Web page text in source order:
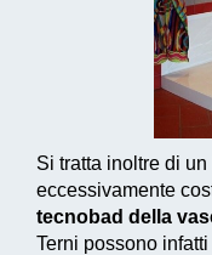
Si tratta inoltre di un
eccessivamente
tecnobad della
Terni possono